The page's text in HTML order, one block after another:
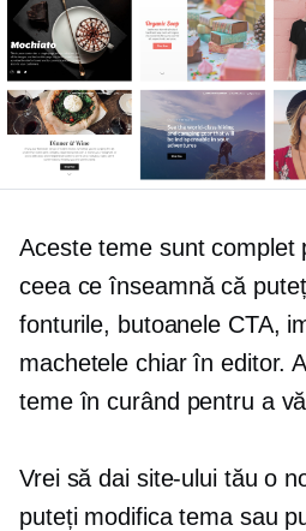
Aceste teme sunt complet
ceea ce înseamnă că
fonturile, butoanele CTA,
machetele chiar în editor.
teme în curând pentru a
Vrei să dai site-ului tău o
puteți modifica tema sau